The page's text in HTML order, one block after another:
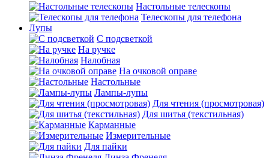
Настольные телескопы
Телескопы для телефона
Лупы
С подсветкой
На ручке
Налобная
На очковой оправе
Настольные
Лампы-лупы
Для чтения (просмотровая)
Для шитья (текстильная)
Карманные
Измерительные
Для пайки